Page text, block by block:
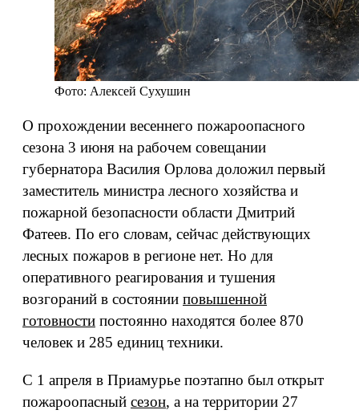
Фото: Алексей Сухушин
О прохождении весеннего пожароопасного
сезона 3 июня на рабочем совещании
губернатора Василия Орлова доложил первый
заместитель министра лесного хозяйства и
пожарной безопасности области Дмитрий
Фатеев. По его словам, сейчас действующих
лесных пожаров в регионе нет. Но для
оперативного реагирования и тушения
возгораний в состоянии повышенной
готовности постоянно находятся более 870
человек и 285 единиц техники.
С 1 апреля в Приамурье поэтапно был открыт
пожароопасный сезон, а на территории 27